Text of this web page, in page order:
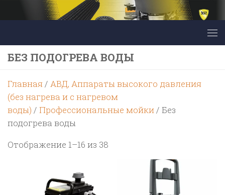
Перейти к содержимому
БЕЗ ПОДОГРЕВА ВОДЫ
Главная/ АВД, Аппараты высокого давления
(без нагрева и с нагревом
воды) / Профессиональные мойки/ Без
подогрева воды
Отображение 1–16 из 38
возрастанию